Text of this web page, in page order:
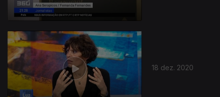
18 dez. 2020